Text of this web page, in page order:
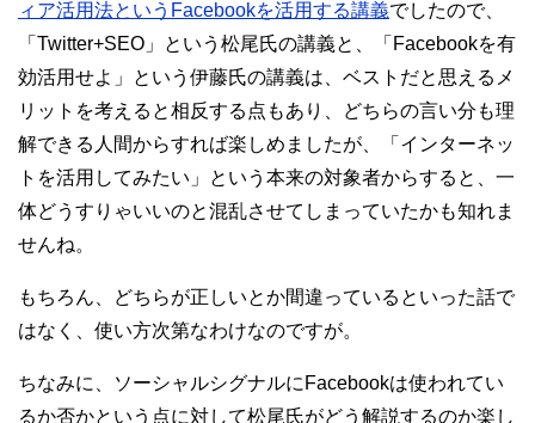
ィア活用法というFacebookを活用する講義でしたので、
「Twitter+SEO」という松尾氏の講義と、「Facebookを有
効活用せよ」という伊藤氏の講義は、ベストだと思えるメ
リットを考えると相反する点もあり、どちらの言い分も理
解できる人間からすれば楽しめましたが、「インターネッ
トを活用してみたい」という本来の対象者からすると、一
体どうすりゃいいのと混乱させてしまっていたかも知れま
せんね。
もちろん、どちらが正しいとか間違っているといった話で
はなく、使い方次第なわけなのですが。
ちなみに、ソーシャルシグナルにFacebookは使われてい
るか否かという点に対して松尾氏がどう解説するのか楽し